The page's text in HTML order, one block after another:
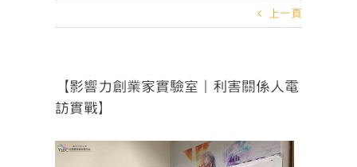
上一頁
【影響力創業家實驗室｜利害關係人電
訪實戰】